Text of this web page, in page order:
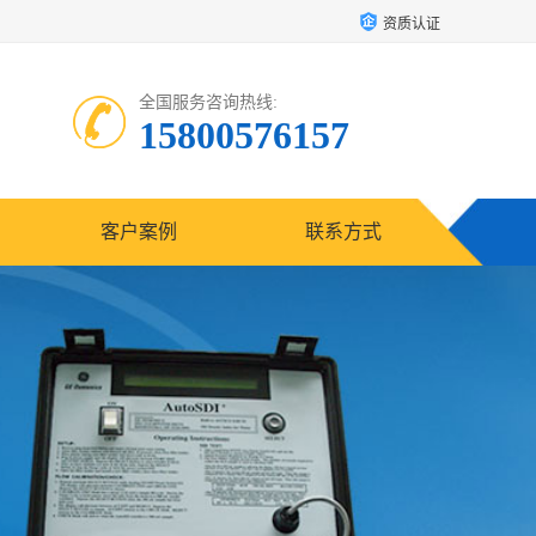
资质认证
全国服务咨询热线:
15800576157
客户案例 联系方式